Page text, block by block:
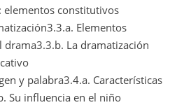
elementos constitutivos
Elementos
drama3.3.b. La dramatización
y palabra3.4.a. Características
Su influencia en el niño